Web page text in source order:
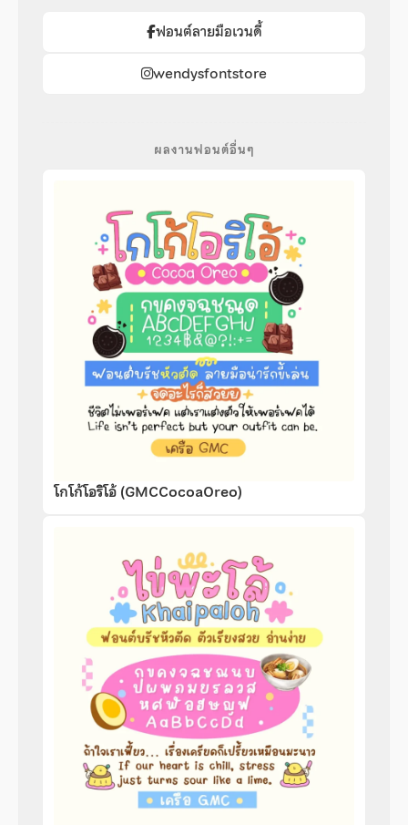
ฟอนต์ลายมือเวนดี้
wendysfontstore
ผลงานฟอนต์อื่นๆ
โกโก้โอริโอ้ (GMCCocoaOreo)